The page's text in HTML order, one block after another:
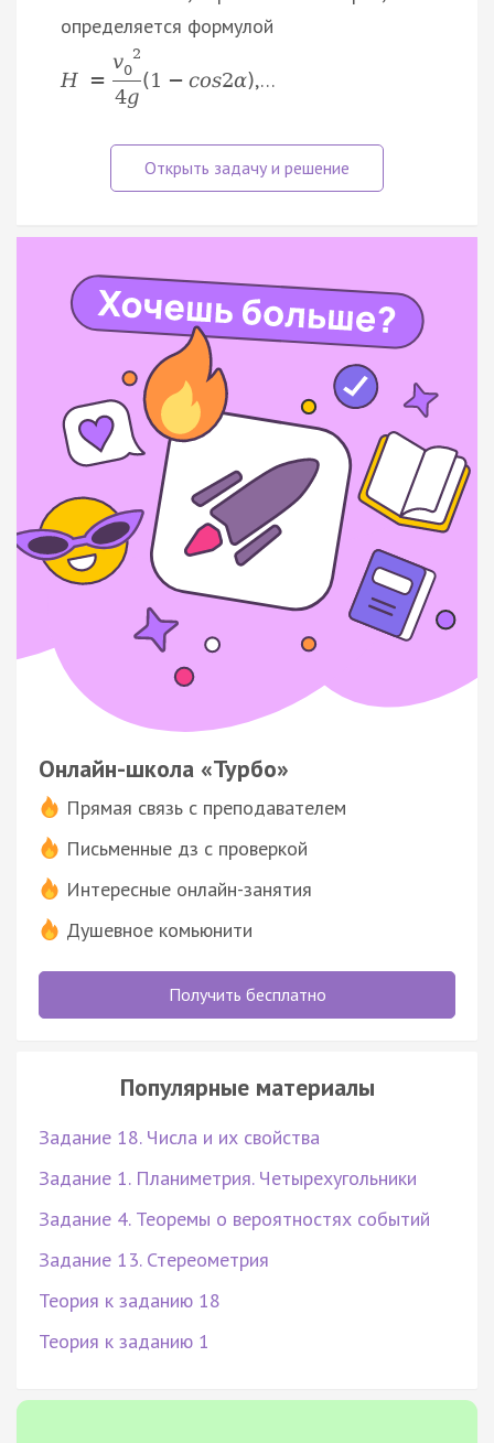
определяется формулой
H =
v0
2
4g
(1 − cos2α),…
Онлайн-школа «Турбо»
Прямая связь с преподавателем
Письменные дз с проверкой
Интересные онлайн-занятия
Душевное комьюнити
Получить бесплатно
Популярные материалы
Задание 18. Числа и их свойства
Задание 1. Планиметрия. Четырехугольники
Задание 4. Теоремы о вероятностях событий
Задание 13. Стереометрия
Теория к заданию 18
Теория к заданию 1